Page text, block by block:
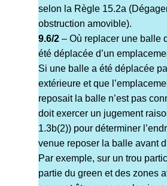
selon la Règle 15.2a
obstruction amovible).
9.6/2– Où replacer une balle
été déplacée d’un
Si une balle a été déplacée
extérieure et que
reposait la balle n’est pas
doit exercer un jugement
1.3b(2)) pour déterminer
venue reposer la balle avant
Par exemple, sur un trou
partie du green et des zones